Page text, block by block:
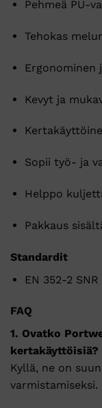
Pehmeä PU-
Tehokas
Ergonominen
Kevyt ja
Sopii työ- ja
Helppo
Pakkaus
Standardit
EN 352-2 SNR
FAQ
1. Ovatko
kertakäyttöisiä?
Kyllä, ne on
varmistamiseksi.